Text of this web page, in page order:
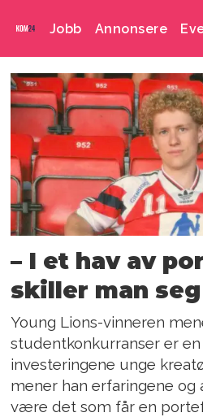
Jobb Annonsere
Emne:
cannes
– I et hav av
skiller man
Young Lions-vinneren
studentkonkurranser er
investeringene unge
mener han erfaringene og
være det som får en